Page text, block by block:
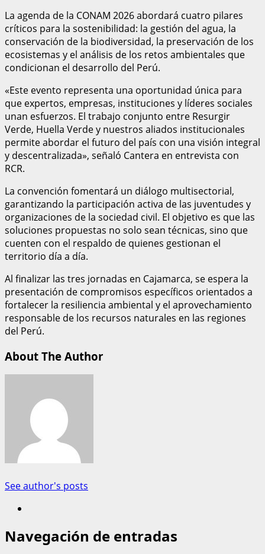
La agenda de la CONAM 2026 abordará cuatro pilares
críticos para la sostenibilidad: la gestión del agua, la
conservación de la biodiversidad, la preservación de los
ecosistemas y el análisis de los retos ambientales que
condicionan el desarrollo del Perú.
«Este evento representa una oportunidad única para
que expertos, empresas, instituciones y líderes sociales
unan esfuerzos. El trabajo conjunto entre Resurgir
Verde, Huella Verde y nuestros aliados institucionales
permite abordar el futuro del país con una visión integral
y descentralizada», señaló Cantera en entrevista con
RCR.
La convención fomentará un diálogo multisectorial,
garantizando la participación activa de las juventudes y
organizaciones de la sociedad civil. El objetivo es que las
soluciones propuestas no solo sean técnicas, sino que
cuenten con el respaldo de quienes gestionan el
territorio día a día.
Al finalizar las tres jornadas en Cajamarca, se espera la
presentación de compromisos específicos orientados a
fortalecer la resiliencia ambiental y el aprovechamiento
responsable de los recursos naturales en las regiones
del Perú.
About The Author
See author's posts
Navegación de entradas